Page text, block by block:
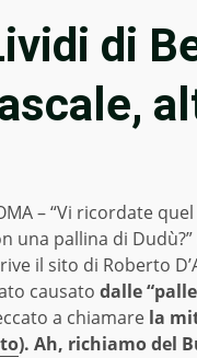
di
– “Vi ricordate
una pallina di
il sito di Roberto
causato dalle
a chiamare la
). Ah, richiamo del